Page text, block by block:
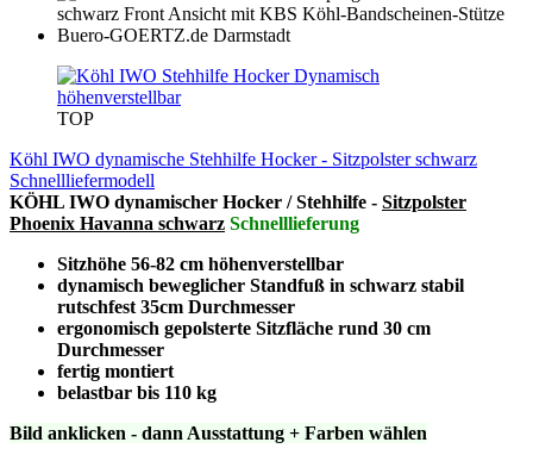
TOP
Köhl IWO dynamische Stehhilfe Hocker - Sitzpolster schwarz
Schnellliefermodell
KÖHL IWO dynamischer Hocker / Stehhilfe - Sitzpolster
Phoenix Havanna schwarz Schnelllieferung
Sitzhöhe 56-82 cm höhenverstellbar
dynamisch beweglicher Standfuß in schwarz stabil
rutschfest 35cm Durchmesser
ergonomisch gepolsterte Sitzfläche rund 30 cm
Durchmesser
fertig montiert
belastbar bis 110 kg
Bild anklicken - dann Ausstattung + Farben wählen